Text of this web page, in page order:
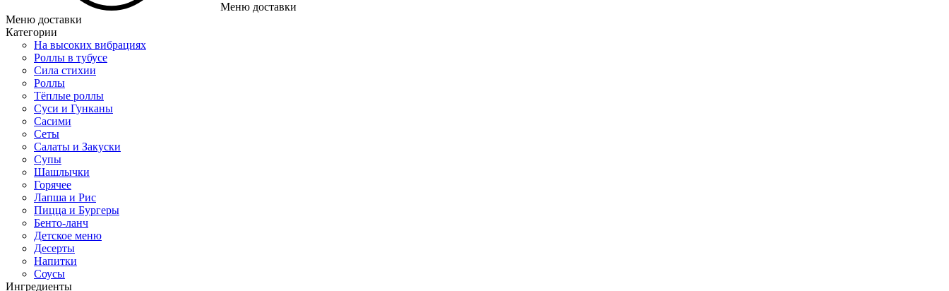
Меню доставки
Меню доставки
Категории
На высоких вибрациях
Роллы в тубусе
Сила стихии
Роллы
Тёплые роллы
Суси и Гунканы
Сасими
Сеты
Салаты и Закуски
Супы
Шашлычки
Горячее
Лапша и Рис
Пицца и Бургеры
Бенто-ланч
Детское меню
Десерты
Напитки
Соусы
Ингредиенты